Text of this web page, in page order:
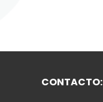
CONTACTO: